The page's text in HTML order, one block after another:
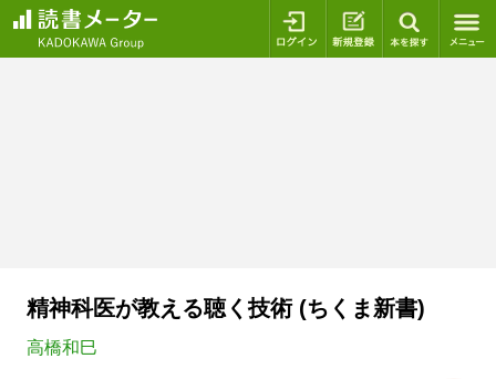
ログイン 新規登録
精神科医が教える聴く技術 (ちくま新書)
高橋和巳